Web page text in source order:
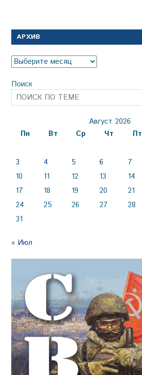
АРХИВ
Архив
Поиск
Август 2026
Пн
Вт Ср Чт Пт
3
4 5 6 7
10
11 12 13 14
17
18 19 20 21
24
25 26 27 28
31
« Июл